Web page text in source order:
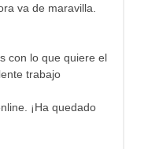
va de maravilla.
con lo que quiere el
trabajo
¡Ha quedado